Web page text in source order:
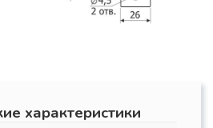
характеристики